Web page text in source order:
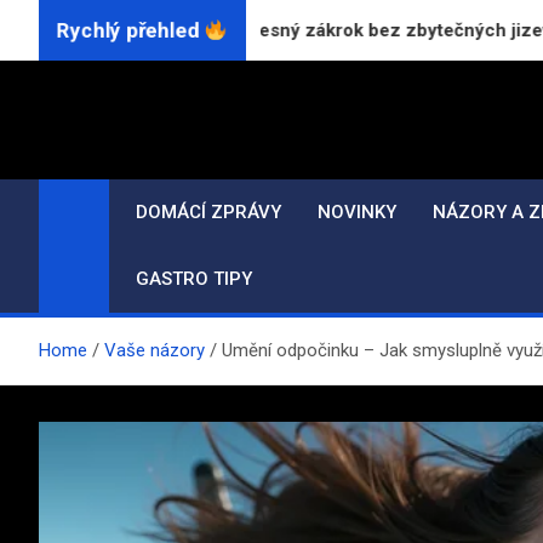
Rychlý přehled
laserem: Přesný zákrok bez zbytečných jizev
DOMÁCÍ ZPRÁVY
NOVINKY NÁZORY A
GASTRO TIPY
Home Vaše názory Umění odpočinku – Jak smysluplně